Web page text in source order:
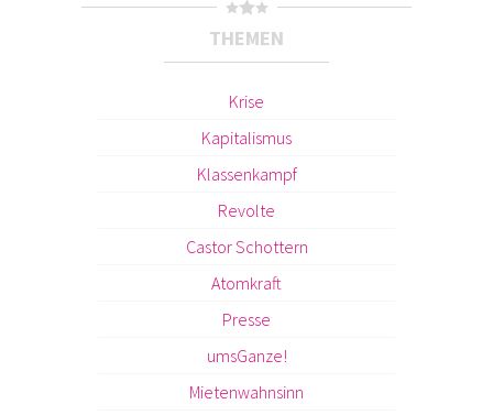
THEMEN
Krise
Kapitalismus
Klassenkampf
Revolte
Castor Schottern
Atomkraft
Presse
umsGanze!
Mietenwahnsinn